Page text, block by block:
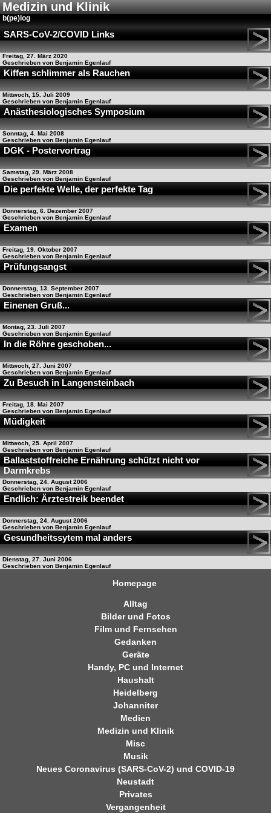
Medizin und Klinik
b(pe)log
SARS-CoV-2/COVID Links
Freitag, 27. März 2020
Geschrieben von Benjamin Egenlauf
Kiffen schlimmer als Rauchen
Mittwoch, 15. Juli 2009
Geschrieben von Benjamin Egenlauf
Anästhesiologisches Symposium
Sonntag, 4. Mai 2008
Geschrieben von Benjamin Egenlauf
DGK - Postervortrag
Samstag, 29. März 2008
Geschrieben von Benjamin Egenlauf
Die perfekte Welle, der perfekte Tag
Donnerstag, 6. Dezember 2007
Geschrieben von Benjamin Egenlauf
Examen
Freitag, 19. Oktober 2007
Geschrieben von Benjamin Egenlauf
Prüfungsangst
Donnerstag, 13. September 2007
Geschrieben von Benjamin Egenlauf
Einenen Gruß...
Montag, 23. Juli 2007
Geschrieben von Benjamin Egenlauf
In die Röhre geschoben...
Mittwoch, 27. Juni 2007
Geschrieben von Benjamin Egenlauf
Zu Besuch in Langensteinbach
Freitag, 18. Mai 2007
Geschrieben von Benjamin Egenlauf
Müdigkeit
Mittwoch, 25. April 2007
Geschrieben von Benjamin Egenlauf
Ballaststoffreiche Ernährung schützt nicht vor
Darmkrebs
Donnerstag, 24. August 2006
Geschrieben von Benjamin Egenlauf
Endlich: Ärztestreik beendet
Donnerstag, 24. August 2006
Geschrieben von Benjamin Egenlauf
Gesundheitssytem mal anders
Dienstag, 27. Juni 2006
Geschrieben von Benjamin Egenlauf
Homepage
Alltag
Bilder und Fotos
Film und Fernsehen
Gedanken
Geräte
Handy, PC und Internet
Haushalt
Heidelberg
Johanniter
Medien
Medizin und Klinik
Misc
Musik
Neues Coronavirus (SARS-CoV-2) und COVID-19
Neustadt
Privates
Vergangenheit